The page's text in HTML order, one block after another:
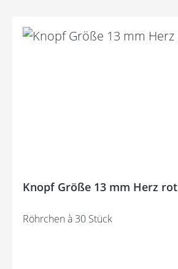
Knopf Größe 13 mm Herz rot
Röhrchen à 30 Stück